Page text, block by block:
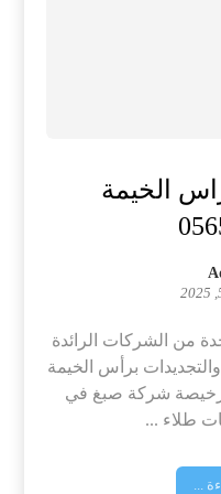
الخيمة
من الشركات الرائدة
برأس الخيمة
رخيصة شركة صبغ في
طلاء ...
...